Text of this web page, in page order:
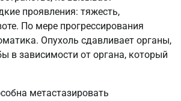
проявления: тяжесть,
По мере прогрессирования
Опухоль сдавливает органы,
в зависимости от органа, который
метастазировать